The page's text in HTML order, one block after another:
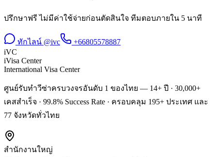
ปรึกษาฟรี ไม่มีค่าใช้จ่ายก่อนตัดสินใจ ทีมตอบภายใน 5 นาที
ทักไลน์ @ivc
+66805578887
iVC
iVisa Center
International Visa Center
ศูนย์รับทำวีซ่าครบวงจรอันดับ 1 ของไทย — 14+ ปี · 30,000+
เคสสำเร็จ · 99.8% Success Rate · ครอบคลุม 195+ ประเทศ และ
77 จังหวัดทั่วไทย
สำนักงานใหญ่